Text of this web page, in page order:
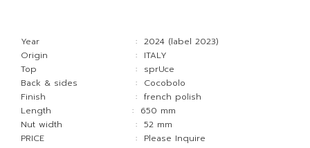
Year
: 2024 (label 2023)
Origin
: ITALY
Top
: sprUce
Back & sides
: Cocobolo
Finish
: french polish
Length
: 650 mm
Nut width
: 52 mm
PRICE
: Please Inquire